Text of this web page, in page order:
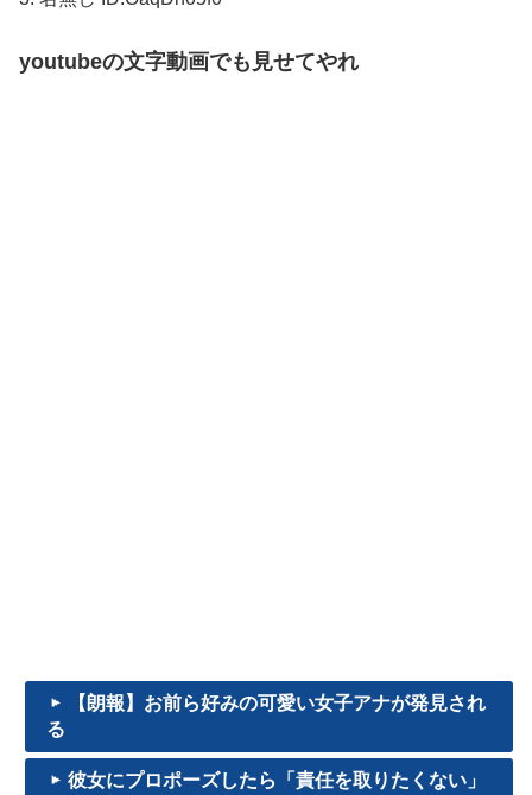
youtubeの文字動画でも見せてやれ
【朗報】お前ら好みの可愛い女子アナが発見され
る
彼女にプロポーズしたら「責任を取りたくない」